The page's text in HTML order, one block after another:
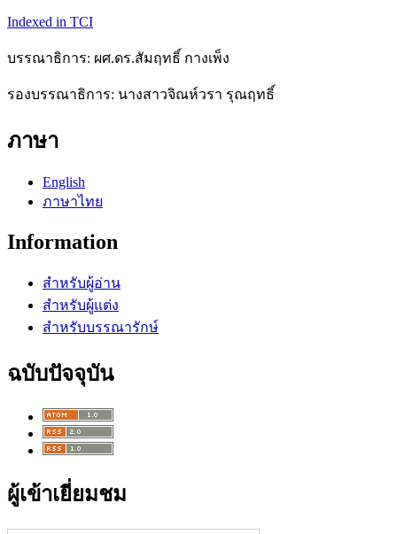
Indexed in TCI
บรรณาธิการ: ผศ.ดร.สัมฤทธิ์ กางเพ็ง
รองบรรณาธิการ: นางสาวจิณห์วรา รุณฤทธิ์
ภาษา
English
ภาษาไทย
Information
สำหรับผู้อ่าน
สำหรับผู้แต่ง
สำหรับบรรณารักษ์
ฉบับปัจจุบัน
ผู้เข้าเยี่ยมชม